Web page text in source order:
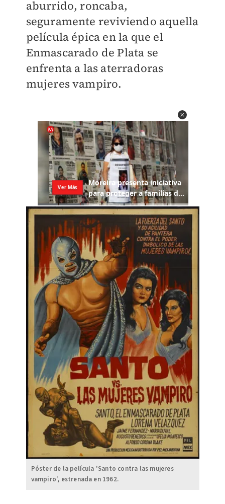
aburrido, roncaba,
seguramente reviviendo aquella
película épica en la que el
Enmascarado de Plata se
enfrenta a las aterradoras
mujeres vampiro.
Póster de la película 'Santo contra las mujeres
vampiro', estrenada en 1962.